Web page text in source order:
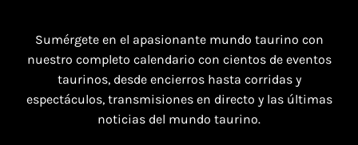
9 de agosto de 2026
TOROS NAVAS DE SAN JUAN 9 AGOSTO
Sumérgete en el apasionante mundo taurino con
nuestro completo calendario con cientos de eventos
taurinos, desde encierros hasta corridas y
espectáculos, transmisiones en directo y las últimas
noticias del mundo taurino.